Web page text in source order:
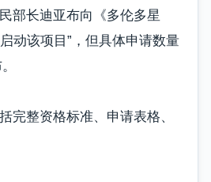
部长迪亚布向《多伦多星
动该项目”，但具体申请数量
完整资格标准、申请表格、